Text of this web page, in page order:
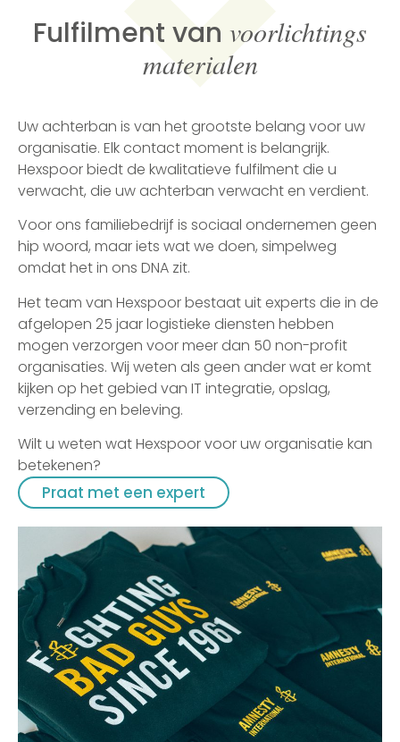
Fulfilment van voorlichtings
materialen
Uw achterban is van het grootste belang voor uw
organisatie. Elk contact moment is belangrijk.
Hexspoor biedt de kwalitatieve fulfilment die u
verwacht, die uw achterban verwacht en verdient.
Voor ons familiebedrijf is sociaal ondernemen geen
hip woord, maar iets wat we doen, simpelweg
omdat het in ons DNA zit.
Het team van Hexspoor bestaat uit experts die in de
afgelopen 25 jaar logistieke diensten hebben
mogen verzorgen voor meer dan 50 non-profit
organisaties. Wij weten als geen ander wat er komt
kijken op het gebied van IT integratie, opslag,
verzending en beleving.
Wilt u weten wat Hexspoor voor uw organisatie kan
betekenen?
Praat met een expert